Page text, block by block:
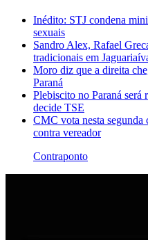
Inédito: STJ condena
sexuais
Sandro Alex, Rafael
tradicionais em
Moro diz que a direita
Paraná
Plebiscito no Paraná será
decide TSE
CMC vota nesta segunda
contra vereador
Contraponto